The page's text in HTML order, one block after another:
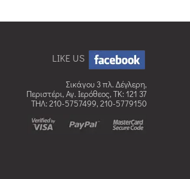
LIKE US
Σικάγου 3 πλ. Δέγλερη,
Περιστέρι, Αγ. Ιερόθεος, TK: 121 37
ΤΗΛ: 210-5757499, 210-5779150